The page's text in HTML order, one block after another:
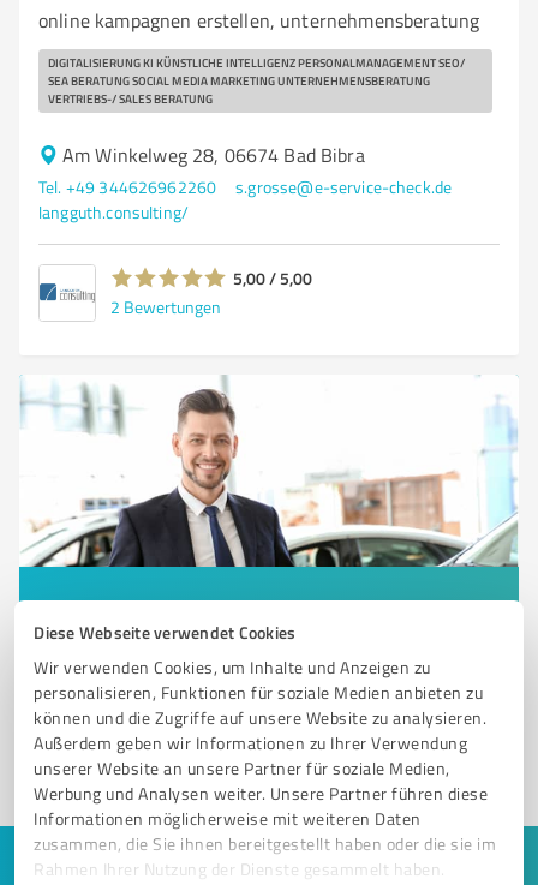
Diese Webseite verwendet Cookies
Wir verwenden Cookies, um Inhalte und Anzeigen zu
personalisieren, Funktionen für soziale Medien anbieten zu
können und die Zugriffe auf unsere Website zu analysieren.
Außerdem geben wir Informationen zu Ihrer Verwendung
unserer Website an unsere Partner für soziale Medien,
Werbung und Analysen weiter. Unsere Partner führen diese
Informationen möglicherweise mit weiteren Daten
zusammen, die Sie ihnen bereitgestellt haben oder die sie im
Rahmen Ihrer Nutzung der Dienste gesammelt haben.
online kampagnen erstellen, unternehmensberatung
DIGITALISIERUNG KI KÜNSTLICHE INTELLIGENZ PERSONALMANAGEMENT SEO/
SEA BERATUNG SOCIAL MEDIA MARKETING UNTERNEHMENSBERATUNG
VERTRIEBS-/ SALES BERATUNG
Am Winkelweg 28, 06674 Bad Bibra
Tel. +49 344626962260
s.grosse@e-service-check.de
langguth.consulting/
5,00 / 5,00
2 Bewertungen
Sie möchten auch hier gelistet werden?
Registrieren Sie sich jetzt und werden Sie ein von
Kunden empfohlener ProvenExpert!